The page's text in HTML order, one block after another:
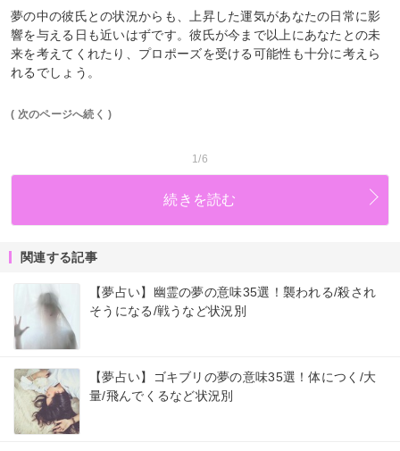
夢の中の彼氏との状況からも、上昇した運気があなたの日常に影
響を与える日も近いはずです。彼氏が今まで以上にあなたとの未
来を考えてくれたり、プロポーズを受ける可能性も十分に考えら
れるでしょう。
( 次のページへ続く )
1/6
続きを読む
関連する記事
【夢占い】幽霊の夢の意味35選！襲われる/殺され
そうになる/戦うなど状況別
【夢占い】ゴキブリの夢の意味35選！体につく/大
量/飛んでくるなど状況別